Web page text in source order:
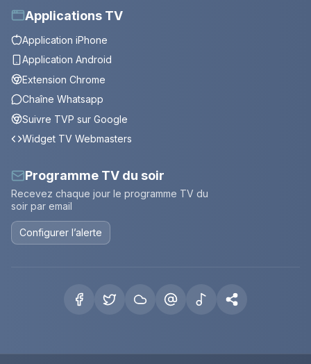
Applications TV
Application iPhone
Application Android
Extension Chrome
Chaîne Whatsapp
Suivre TVP sur Google
Widget TV Webmasters
Programme TV du soir
Recevez chaque jour le programme TV du
soir par email
Configurer l’alerte